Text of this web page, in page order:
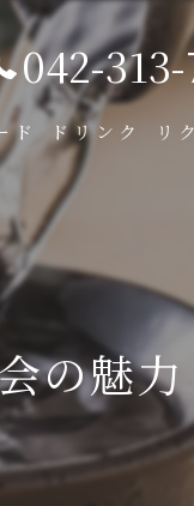
042-
ド ドリンク リ
の魅力